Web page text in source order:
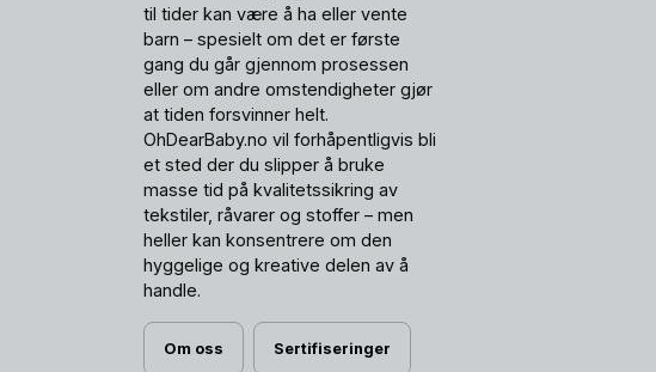
til tider kan være å ha eller vente
barn – spesielt om det er første
gang du går gjennom prosessen
eller om andre omstendigheter gjør
at tiden forsvinner helt.
OhDearBaby.no vil forhåpentligvis bli
et sted der du slipper å bruke
masse tid på kvalitetssikring av
tekstiler, råvarer og stoffer – men
heller kan konsentrere om den
hyggelige og kreative delen av å
handle.
Om oss Sertifiseringer